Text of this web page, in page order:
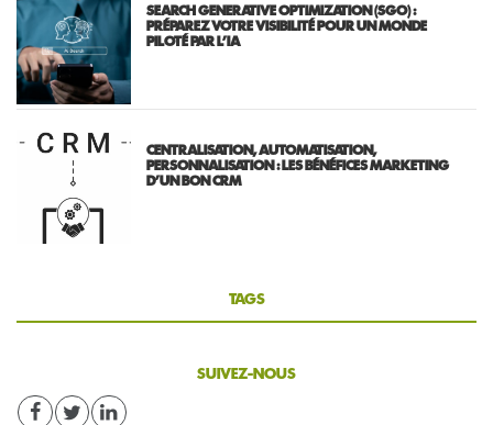
SEARCH GENERATIVE OPTIMIZATION (SGO) :
PRÉPAREZ VOTRE VISIBILITÉ POUR UN MONDE
PILOTÉ PAR L’IA
CENTRALISATION, AUTOMATISATION,
PERSONNALISATION : LES BÉNÉFICES MARKETING
D’UN BON CRM
TAGS
SUIVEZ-NOUS